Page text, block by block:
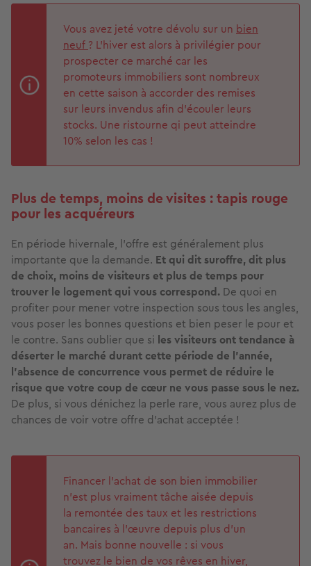
Vous avez jeté votre dévolu sur un bien
neuf ? L'hiver est alors à privilégier pour
prospecter ce marché car les
promoteurs immobiliers sont nombreux
en cette saison à accorder des remises
sur leurs invendus afin d'écouler leurs
stocks. Une ristourne qi peut atteindre
10% selon les cas !
Plus de temps, moins de visites : tapis rouge
pour les acquéreurs
En période hivernale, l’offre est généralement plus
importante que la demande. Et qui dit suroffre, dit plus
de choix, moins de visiteurs et plus de temps pour
trouver le logement qui vous correspond. De quoi en
profiter pour mener votre inspection sous tous les angles,
vous poser les bonnes questions et bien peser le pour et
le contre. Sans oublier que si les visiteurs ont tendance à
déserter le marché durant cette période de l’année,
l’absence de concurrence vous permet de réduire le
risque que votre coup de cœur ne vous passe sous le nez.
De plus, si vous dénichez la perle rare, vous aurez plus de
chances de voir votre offre d’achat acceptée !
Financer l’achat de son bien immobilier
n’est plus vraiment tâche aisée depuis
la remontée des taux et les restrictions
bancaires à l’œuvre depuis plus d’un
an. Mais bonne nouvelle : si vous
trouvez le bien de vos rêves en hiver,